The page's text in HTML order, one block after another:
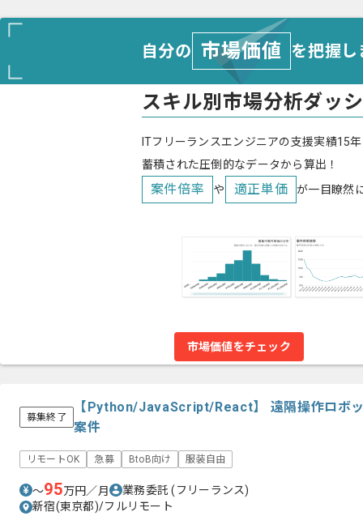
自分の 市場価値 を把握
スキル別市場分析ダッ
ITフリーランスエンジニアの支援実績15
蓄積された圧倒的なデータから算出！
案件倍率 や 適正単価 が一目瞭然
市場価値をチェック
募集終了
【Python/JavaScript/React】 遠隔操作ロボ
案件
リモートOK 急募 BtoB向け 服装自由
〜95万円／月 業務委託(フリーランス)
新宿(東京都)/フルリモート